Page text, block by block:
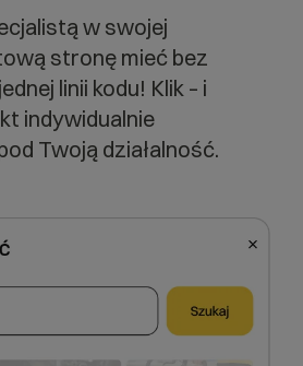
w swojej
stronę mieć bez
linii kodu! Klik – i
indywidualnie
Twoją działalność.